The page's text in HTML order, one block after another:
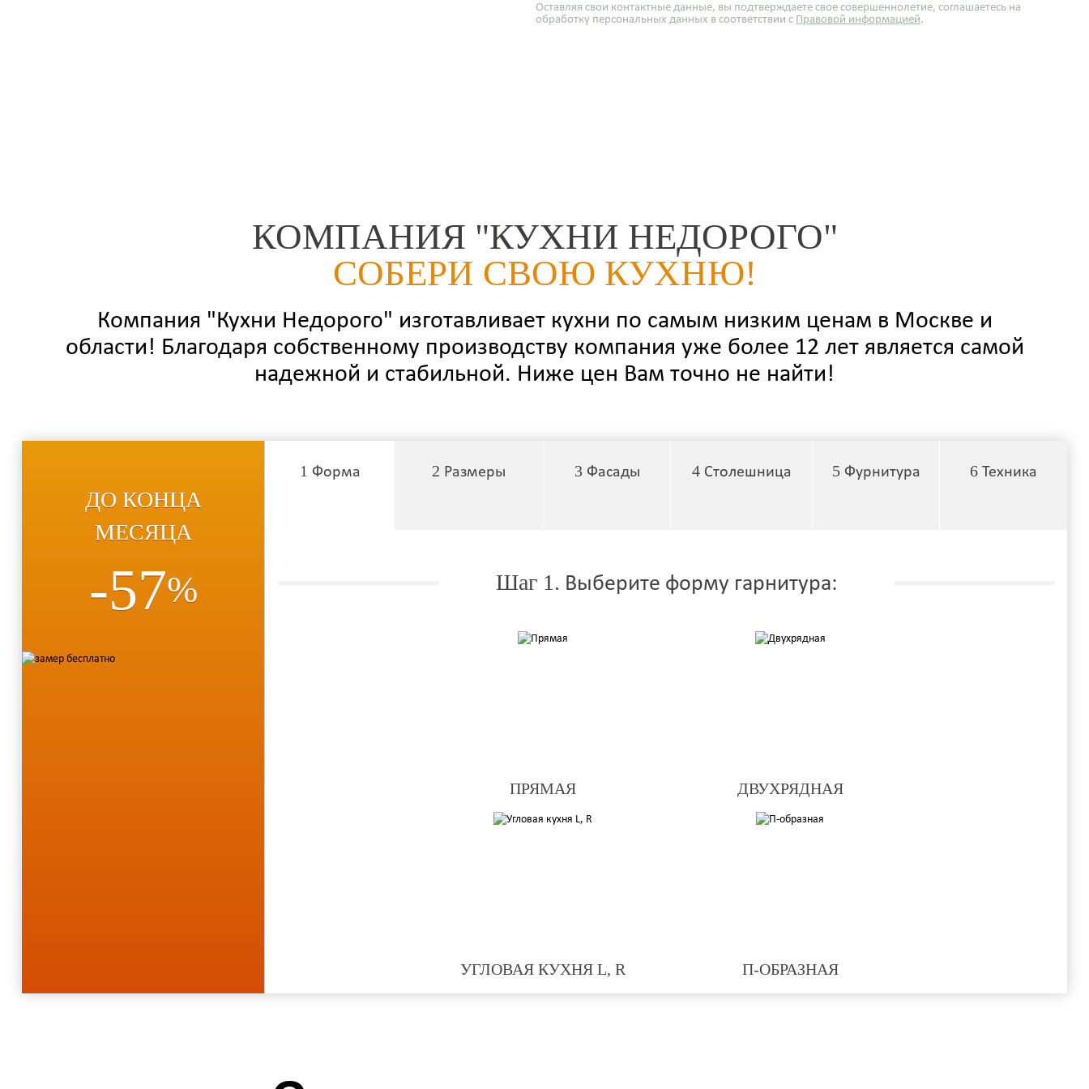
Оставляя свои контактные данные, вы подтверждаете свое совершеннолетие, соглашаетесь на
обработку персональных данных в соответствии с Правовой информацией.
КОМПАНИЯ "КУХНИ НЕДОРОГО"
СОБЕРИ СВОЮ КУХНЮ!
Компания "Кухни Недорого" изготавливает кухни по самым низким ценам в Москве и
области! Благодаря собственному производству компания уже более 12 лет является самой
надежной и стабильной. Ниже цен Вам точно не найти!
1 Форма 2 Размеры 3Фасады 4Столешница 5Фурнитура 6 Техника
ДО КОНЦА
МЕСЯЦА
-57% Шаг 1. Выберите форму гарнитура:
ПРЯМАЯ ДВУХРЯДНАЯ
УГЛОВАЯ КУХНЯ L, R П-ОБРАЗНАЯ